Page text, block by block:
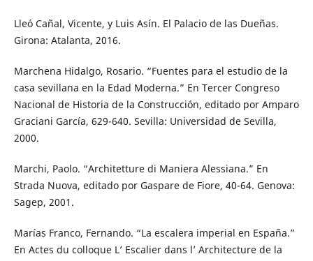
Lleó Cañal, Vicente, y Luis Asín. El Palacio de las Dueñas.
Girona: Atalanta, 2016.
Marchena Hidalgo, Rosario. “Fuentes para el estudio de la
casa sevillana en la Edad Moderna.” En Tercer Congreso
Nacional de Historia de la Construcción, editado por Amparo
Graciani García, 629-640. Sevilla: Universidad de Sevilla,
2000.
Marchi, Paolo. “Architetture di Maniera Alessiana.” En
Strada Nuova, editado por Gaspare de Fiore, 40-64. Genova:
Sagep, 2001.
Marías Franco, Fernando. “La escalera imperial en España.”
En Actes du colloque L’ Escalier dans l’ Architecture de la